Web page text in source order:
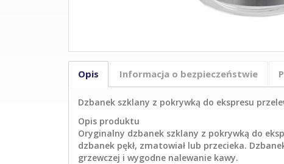
Opis Informacja o bezpieczeństwie
Dzbanek szklany z pokrywką do ekspresu
Opis produktu
Oryginalny dzbanek szklany z pokrywką do
dzbanek pękł, zmatowiał lub przecieka.
grzewczej i wygodne nalewanie kawy.